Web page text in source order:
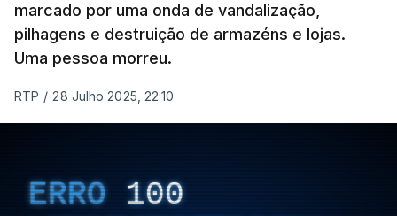
marcado por uma onda de vandalização,
pilhagens e destruição de armazéns e lojas.
Uma pessoa morreu.
RTP / 28 Julho 2025, 22:10
ERRO 100